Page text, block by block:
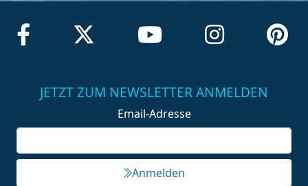
JETZT ZUM NEWSLETTER ANMELDEN
Email-Adresse
Anmelden